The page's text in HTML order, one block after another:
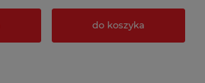
do koszyka